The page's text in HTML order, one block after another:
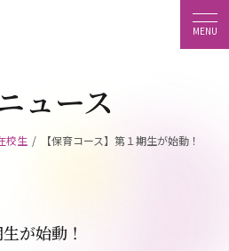
ュース
校生 【保育コース】第１期生が始動！
が始動！